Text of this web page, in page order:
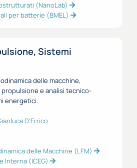
(NanoLab)
per batterie (BMEL)
Sistemi
delle macchine,
propulsione e analisi tecnico-
energetici.
D'Errico
delle Macchine (LFM)
Interna (ICEG)